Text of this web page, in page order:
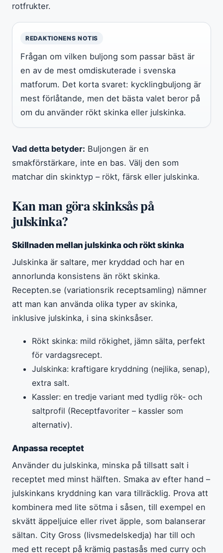
rotfrukter.
REDAKTIONENS NOTIS
Frågan om vilken buljong som passar bäst är
en av de mest omdiskuterade i svenska
matforum. Det korta svaret: kycklingbuljong är
mest förlåtande, men det bästa valet beror på
om du använder rökt skinka eller julskinka.
Vad detta betyder: Buljongen är en
smakförstärkare, inte en bas. Välj den som
matchar din skinktyp – rökt, färsk eller julskinka.
Kan man göra skinksås på
julskinka?
Skillnaden mellan julskinka och rökt skinka
Julskinka är saltare, mer kryddad och har en
annorlunda konsistens än rökt skinka.
Recepten.se (variationsrik receptsamling) nämner
att man kan använda olika typer av skinka,
inklusive julskinka, i sina skinksåser.
Rökt skinka: mild rökighet, jämn sälta, perfekt
för vardagsrecept.
Julskinka: kraftigare kryddning (nejlika, senap),
extra salt.
Kassler: en tredje variant med tydlig rök- och
saltprofil (Receptfavoriter – kassler som
alternativ).
Anpassa receptet
Använder du julskinka, minska på tillsatt salt i
receptet med minst hälften. Smaka av efter hand –
julskinkans kryddning kan vara tillräcklig. Prova att
kombinera med lite sötma i såsen, till exempel en
skvätt äppeljuice eller rivet äpple, som balanserar
sältan. City Gross (livsmedelskedja) har till och
med ett recept på krämig pastasås med curry och